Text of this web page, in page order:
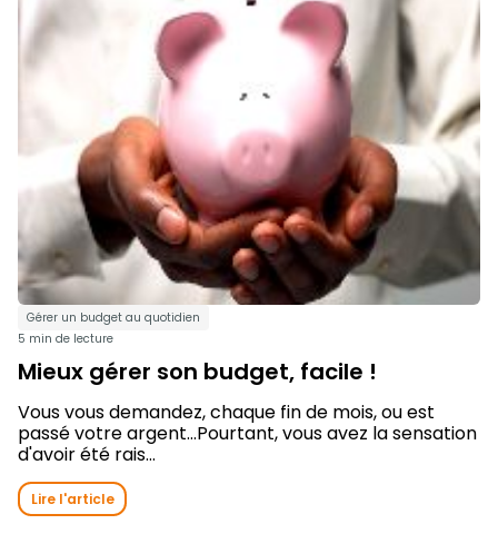
Gérer un budget au quotidien
5 min de lecture
Mieux gérer son budget, facile !
Vous vous demandez, chaque fin de mois, ou est
passé votre argent...Pourtant, vous avez la sensation
d'avoir été rais...
Lire l'article